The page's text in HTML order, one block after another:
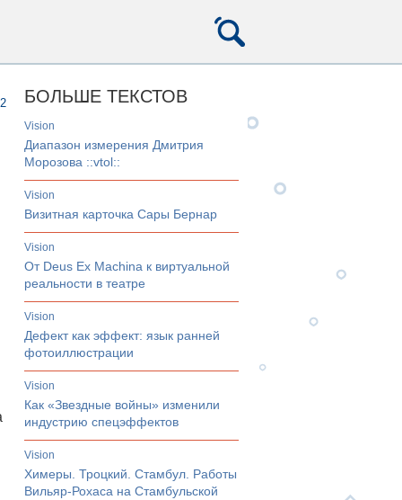
2 БОЛЬШЕ ТЕКСТОВ
vision
Диапазон измерения Дмитрия
Морозова ::vtol::
vision
Визитная карточка Сары Бернар
vision
От Deus Ex Machina к виртуальной
реальности в театре
vision
Дефект как эффект: язык ранней
фотоиллюстрации
vision
Как «Звездные войны» изменили
индустрию спецэффектов
vision
Химеры. Троцкий. Стамбул. Работы
Вильяр-Рохаса на Стамбульской